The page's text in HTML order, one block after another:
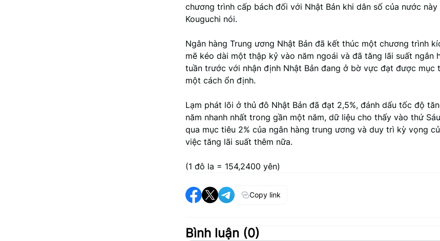
chương trình cấp bách đối với Nhật Bản khi dân số của nước
Kouguchi nói.
Ngân hàng Trung ương Nhật Bản đã kết thúc một chương trình
mẽ kéo dài một thập kỷ vào năm ngoái và đã tăng lãi suất ngắn
tuần trước với nhận định Nhật Bản đang ở bờ vực đạt được mục
một cách ổn định.
Lạm phát lõi ở thủ đô Nhật Bản đã đạt 2,5%, đánh dấu tốc độ
năm nhanh nhất trong gần một năm, dữ liệu cho thấy vào thứ
qua mục tiêu 2% của ngân hàng trung ương và duy trì kỳ vọng
việc tăng lãi suất thêm nữa.
(1 đô la = 154,2400 yên)
Copy link
Bình luận (0)